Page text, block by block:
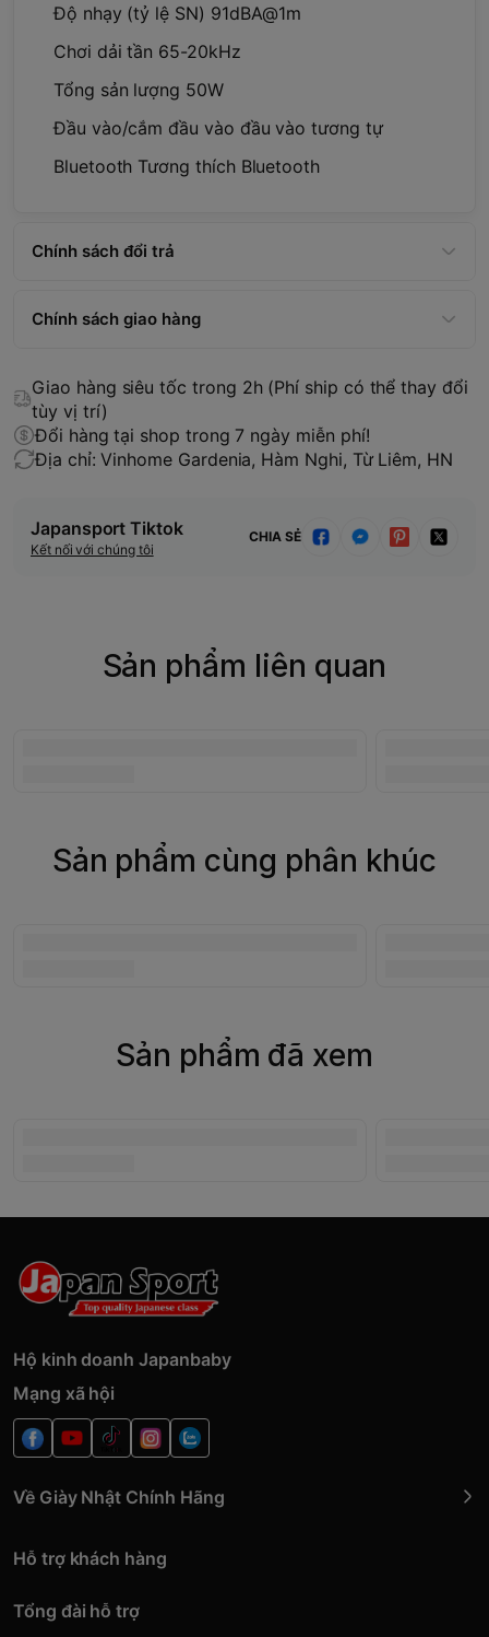
Độ nhạy (tỷ lệ SN) 91dBA@1m
Chơi dải tần 65-20kHz
Tổng sản lượng 50W
Đầu vào/cắm đầu vào đầu vào tương tự
Bluetooth Tương thích Bluetooth
Chính sách đổi trả
Chính sách giao hàng
Giao hàng siêu tốc trong 2h (Phí ship có thể thay đổi
tùy vị trí)
Đổi hàng tại shop trong 7 ngày miễn phí!
Địa chỉ: Vinhome Gardenia, Hàm Nghi, Từ Liêm, HN
Japansport Tiktok
Kết nối với chúng tôi
CHIA SẺ
Sản phẩm liên quan
Sản phẩm cùng phân khúc
Sản phẩm đã xem
Hộ kinh doanh Japanbaby
Mạng xã hội
Về Giày Nhật Chính Hãng
Hỗ trợ khách hàng
Tổng đài hỗ trợ